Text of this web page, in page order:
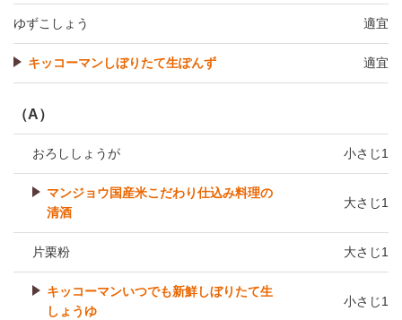
ゆずこしょう 適宜
キッコーマンしぼりたて生ぽんず 適宜
（A）
おろししょうが 小さじ1
マンジョウ国産米こだわり仕込み料理の
清酒
大さじ1
片栗粉 大さじ1
キッコーマンいつでも新鮮しぼりたて生
しょうゆ
小さじ1